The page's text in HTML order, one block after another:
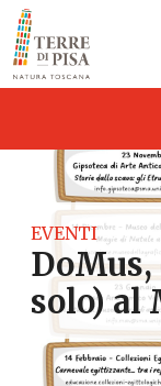
Vai al contenuto
EVENTI
solo) al